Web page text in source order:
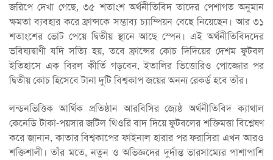
জরিপে দেখা গেছে, ৩৫ শতাংশ অর্থনীতিবিদ তাদের পেশাগত অনুমান
ক্ষমতা ব্যবহার করে ফ্রান্সকে সম্ভাব্য চ্যাম্পিয়ন বেছে নিয়েছেন। আর ৩১
শতাংশের ভোট পেয়ে দ্বিতীয় স্থানে আছে স্পেন। এই অর্থনীতিবিদদের
ভবিষ্যদ্বাণী যদি সত্যি হয়, তবে ফ্রান্সের কোচ দিদিয়ের দেশম ফুটবল
ইতিহাসে এক বিরল কীর্তি গড়বেন, ইতালির ভিত্তোরিও পোজ্জোর পর
দ্বিতীয় কোচ হিসেবে টানা দুটি বিশ্বকাপ জয়ের অনন্য রেকর্ড হবে তাঁর।
লন্ডনভিত্তিক আর্থিক প্রতিষ্ঠান আরবিসির জ্যেষ্ঠ অর্থনীতিবিদ ক্যাথাল
কেনেডি টাকা-পয়সার জটিল থিওরি বাদ দিয়ে ফুটবলের শক্তিমত্তা বিশ্লেষণ
করে জানান, কাতার বিশ্বকাপের ফাইনাল হারার পর ফরাসিরা এখন আরও
শক্তিশালী। তাঁর মতে, নতুন ও অভিজ্ঞদের দুর্দান্ত ভারসাম্যের পাশাপাশি